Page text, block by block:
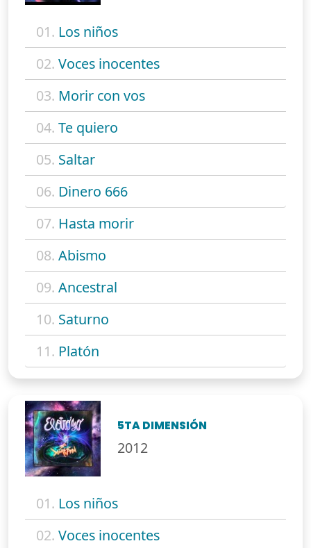
01. Los niños
02. Voces inocentes
03. Morir con vos
04. Te quiero
05. Saltar
06. Dinero 666
07. Hasta morir
08. Abismo
09. Ancestral
10. Saturno
11. Platón
5TA DIMENSIÓN
2012
01. Los niños
02. Voces inocentes